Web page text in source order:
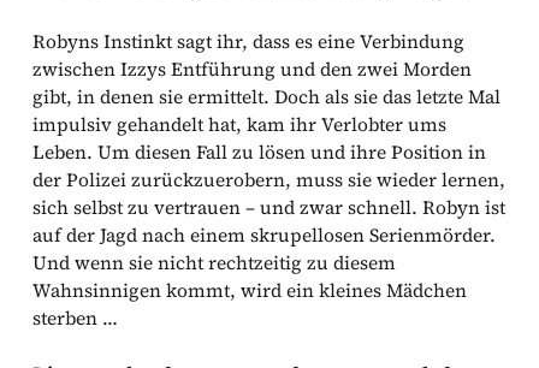
Robyns Instinkt sagt ihr, dass es eine Verbindung
zwischen Izzys Entführung und den zwei Morden
gibt, in denen sie ermittelt. Doch als sie das letzte Mal
impulsiv gehandelt hat, kam ihr Verlobter ums
Leben. Um diesen Fall zu lösen und ihre Position in
der Polizei zurückzuerobern, muss sie wieder lernen,
sich selbst zu vertrauen – und zwar schnell. Robyn ist
auf der Jagd nach einem skrupellosen Serienmörder.
Und wenn sie nicht rechtzeitig zu diesem
Wahnsinnigen kommt, wird ein kleines Mädchen
sterben …